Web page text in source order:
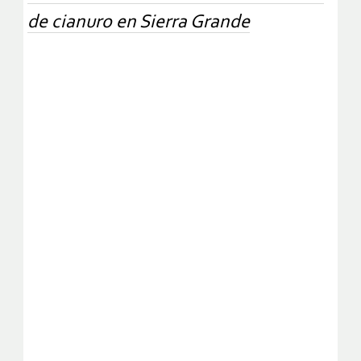
de cianuro en Sierra Grande